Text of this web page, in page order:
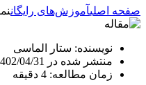
صفحه اصلیآموزش‌های رایگان
نویسنده: ستار الماسی
منتشر شده در 1402/04/31
زمان مطالعه: 4 دقیقه